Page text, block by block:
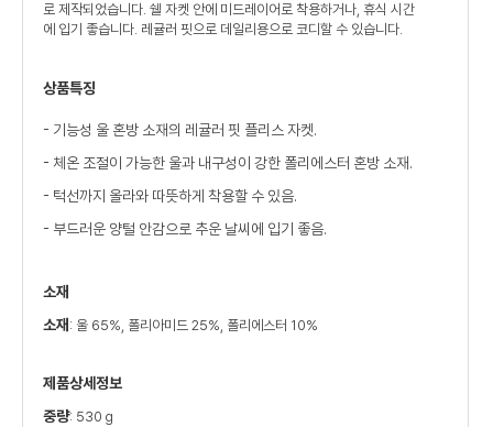
로 제작되었습니다. 쉘 자켓 안에 미드레이어로 착용하거나, 휴식 시간
에 입기 좋습니다. 레귤러 핏으로 데일리용으로 코디할 수 있습니다.
상품특징
- 기능성 울 혼방 소재의 레귤러 핏 플리스 자켓.
- 체온 조절이 가능한 울과 내구성이 강한 폴리에스터 혼방 소재.
- 턱선까지 올라와 따뜻하게 착용할 수 있음.
- 부드러운 양털 안감으로 추운 날씨에 입기 좋음.
소재
소재 : 울 65%, 폴리아미드 25%, 폴리에스터 10%
제품상세정보
중량: 530 g